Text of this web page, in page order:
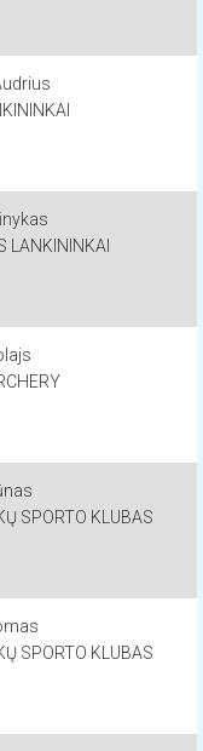
LANKININKAI
SPORTO KLUBAS
SPORTO KLUBAS